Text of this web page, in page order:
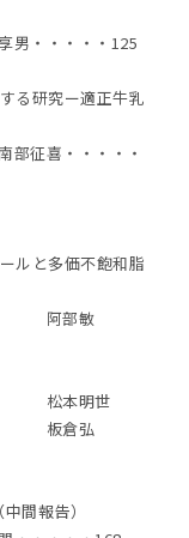
・・・・・125
る研究ー適正牛乳
征喜・・・・・
ルと多価不飽和脂
阿部敏
長 松本明世
員 板倉弘
間報告）